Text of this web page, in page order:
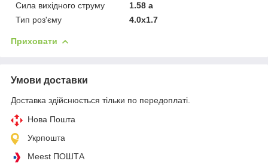
Сила вихідного струму
1.58 a
Тип роз'єму
4.0x1.7
Приховати
Умови доставки
Доставка здійснюється тільки по передоплаті.
Нова Пошта
Укрпошта
Meest ПОШТА